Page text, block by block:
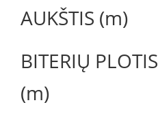
AUKŠTIS (m)
BITERIŲ PLOTIS
(m)